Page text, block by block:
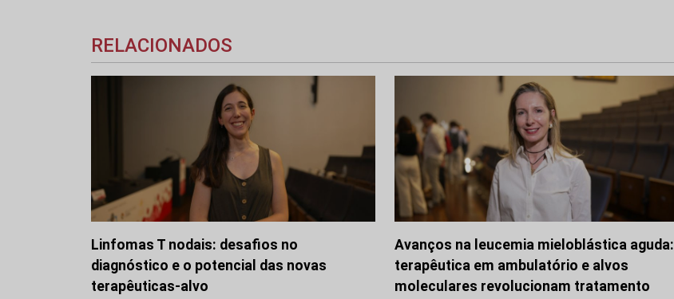
RELACIONADOS
Linfomas T nodais: desafios no
diagnóstico e o potencial das novas
terapêuticas-alvo
Avanços na leucemia mieloblástica aguda:
terapêutica em ambulatório e alvos
moleculares revolucionam tratamento